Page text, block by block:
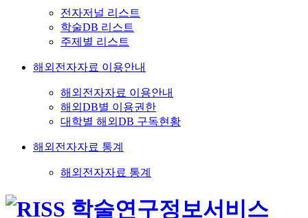
전자저널 리스트
학술DB 리스트
주제별 리스트
해외전자자료 이용안내
해외전자자료 이용안내
해외DB별 이용권한
대학별 해외DB 구독현황
해외전자자료 통계
해외전자자료 통계